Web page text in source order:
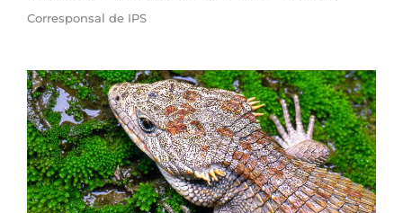
Corresponsal de IPS